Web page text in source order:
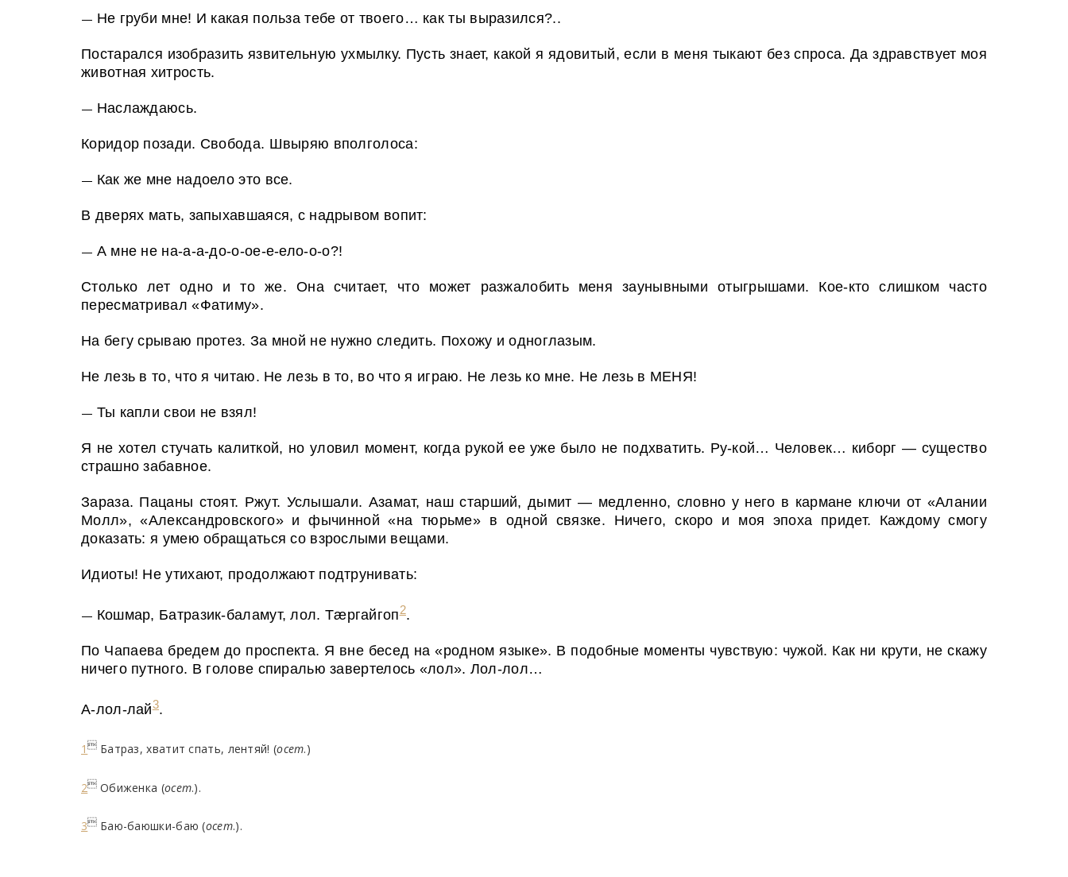
— Не груби мне! И какая польза тебе от твоего… как ты выразился?..
Постарался изобразить язвительную ухмылку. Пусть знает, какой я ядовитый, если в меня тыкают без спроса. Да здравствует моя
животная хитрость.
— Наслаждаюсь.
Коридор позади. Свобода. Швыряю вполголоса:
— Как же мне надоело это все.
В дверях мать, запыхавшаяся, с надрывом вопит:
— А мне не на-а-а-до-о-ое-е-ело-о-о?!
Столько лет одно и то же. Она считает, что может разжалобить меня заунывными отыгрышами. Кое-кто слишком часто
пересматривал «Фатиму».
На бегу срываю протез. За мной не нужно следить. Похожу и одноглазым.
Не лезь в то, что я читаю. Не лезь в то, во что я играю. Не лезь ко мне. Не лезь в МЕНЯ!
— Ты капли свои не взял!
Я не хотел стучать калиткой, но уловил момент, когда рукой ее уже было не подхватить. Ру-кой… Человек… киборг — существо
страшно забавное.
Зараза. Пацаны стоят. Ржут. Услышали. Азамат, наш старший, дымит — медленно, словно у него в кармане ключи от «Алании
Молл», «Александровского» и фычинной «на тюрьме» в одной связке. Ничего, скоро и моя эпоха придет. Каждому смогу
доказать: я умею обращаться со взрослыми вещами.
Идиоты! Не утихают, продолжают подтрунивать:
— Кошмар, Батразик-баламут, лол. Тæргайгоп2.
По Чапаева бредем до проспекта. Я вне бесед на «родном языке». В подобные моменты чувствую: чужой. Как ни крути, не скажу
ничего путного. В голове спиралью завертелось «лол». Лол-лол…
A-лол-лай3.
1 Батраз, хватит спать, лентяй! (осет.)
2 Обиженка (осет.).
3 Баю-баюшки-баю (осет.).